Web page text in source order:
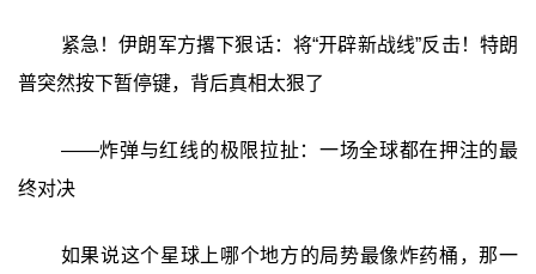
紧急！伊朗军方撂下狠话：将“开辟新战线”反击！特朗
普突然按下暂停键，背后真相太狠了
——炸弹与红线的极限拉扯：一场全球都在押注的最
终对决
如果说这个星球上哪个地方的局势最像炸药桶，那一